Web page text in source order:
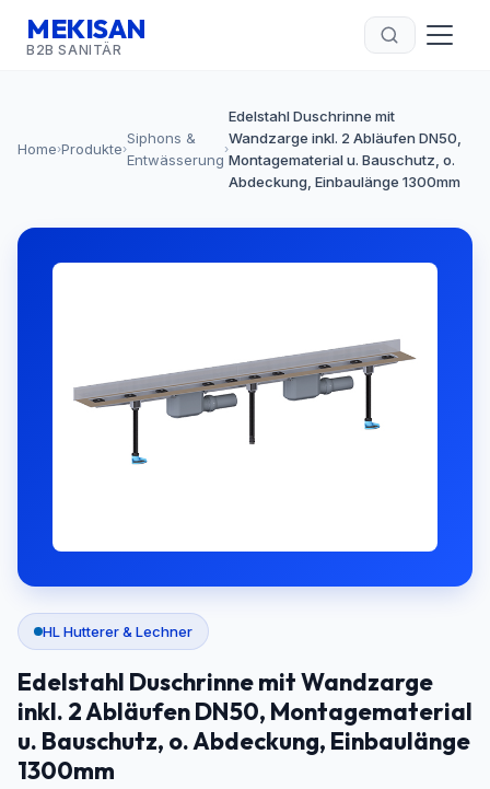
MEKISAN
B2B SANITÄR
Home›Produkte›
Siphons &
Entwässerung
›
Edelstahl Duschrinne mit
Wandzarge inkl. 2 Abläufen DN50,
Montagematerial u. Bauschutz, o.
Abdeckung, Einbaulänge 1300mm
HL Hutterer & Lechner
Edelstahl Duschrinne mit Wandzarge
inkl. 2 Abläufen DN50, Montagematerial
u. Bauschutz, o. Abdeckung, Einbaulänge
1300mm